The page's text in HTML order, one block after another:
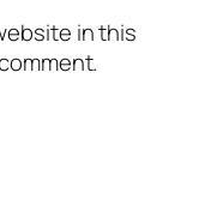
in this